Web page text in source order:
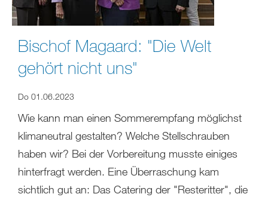
Bischof Magaard: "Die Welt
gehört nicht uns"
Do 01.06.2023
Wie kann man einen Sommerempfang möglichst
klimaneutral gestalten? Welche Stellschrauben
haben wir? Bei der Vorbereitung musste einiges
hinterfragt werden. Eine Überraschung kam
sichtlich gut an: Das Catering der "Resteritter", die